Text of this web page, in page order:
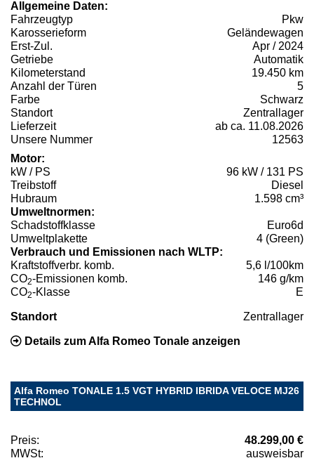
Allgemeine Daten:
Fahrzeugtyp
Pkw
Karosserieform
Geländewagen
Erst-Zul.
Apr / 2024
Getriebe
Automatik
Kilometerstand
19.450 km
Anzahl der Türen
5
Farbe
Schwarz
Standort
Zentrallager
Lieferzeit
ab ca. 11.08.2026
Unsere Nummer
12563
Motor:
kW / PS
96 kW / 131 PS
Treibstoff
Diesel
Hubraum
1.598 cm³
Umweltnormen:
Schadstoffklasse
Euro6d
Umweltplakette
4 (Green)
Verbrauch und Emissionen nach WLTP:
Kraftstoffverbr. komb.
5,6 l/100km
CO2-Emissionen komb.
146 g/km
CO2-Klasse E
Standort Zentrallager
Details zum Alfa Romeo Tonale anzeigen
Alfa Romeo TONALE 1.5 VGT HYBRID IBRIDA VELOCE MJ26
TECHNOL
Preis:
48.299,00 €
MWSt:
ausweisbar